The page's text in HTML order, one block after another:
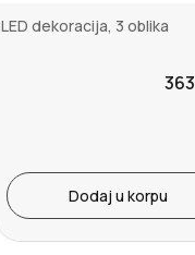
LED dekoracija, 3 oblika
363
Dodaj u korpu